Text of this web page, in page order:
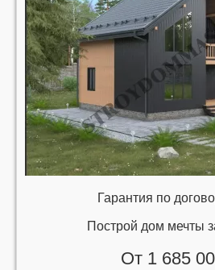
Гарантия по
Построй дом мечты
От 1 685